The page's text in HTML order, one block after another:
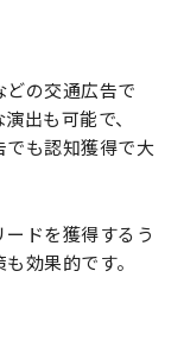
の交通広告で
出も可能で、
でも認知獲得で大
ドを獲得するう
効果的です。